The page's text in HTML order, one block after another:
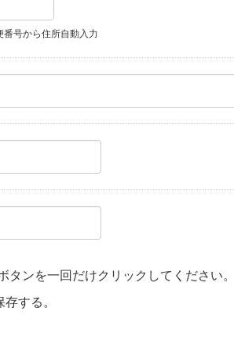
号から住所自動入力
ンを一回だけクリックしてください。
する。